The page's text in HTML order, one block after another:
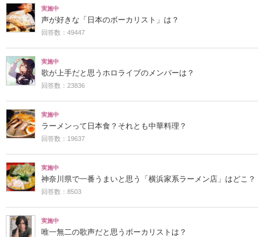
実施中
声が好きな「日本のボーカリスト」は？
回答数：49447
実施中
歌が上手だと思うホロライブのメンバーは？
回答数：23836
実施中
ラーメンって日本食？それとも中華料理？
回答数：19637
実施中
神奈川県で一番うまいと思う「横浜家系ラーメン店」はどこ？
回答数：8503
実施中
唯一無二の歌声だと思うボーカリストは？